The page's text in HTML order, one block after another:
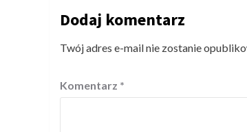
Dodaj komentarz
Twój adres e-mail nie zostanie
Komentarz *